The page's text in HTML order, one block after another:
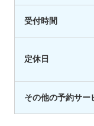
受付時間
定休日
その他の予約サー